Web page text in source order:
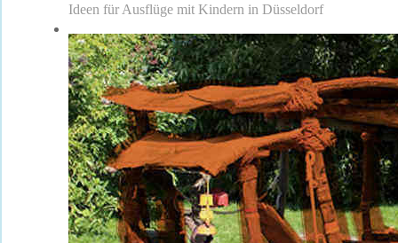
Ideen für Ausflüge mit Kindern in Düsseldorf